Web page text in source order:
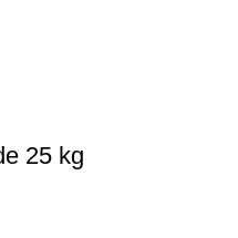
25 kg